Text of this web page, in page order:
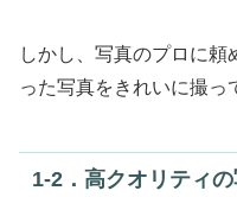
しかし、写真のプロに
った写真をきれいに撮っ
1‐2．高クオリティ